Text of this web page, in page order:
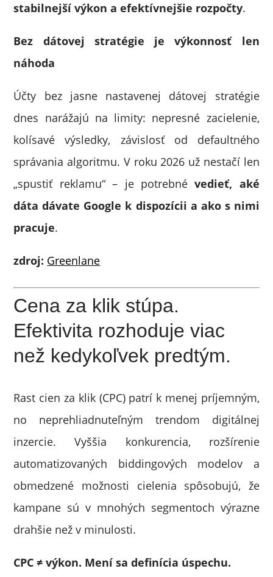
stabilnejší výkon a efektívnejšie rozpočty.
Bez dátovej stratégie je výkonnosť len
náhoda
Účty bez jasne nastavenej dátovej stratégie
dnes narážajú na limity: nepresné zacielenie,
kolísavé výsledky, závislosť od defaultného
správania algoritmu. V roku 2026 už nestačí len
„spustiť reklamu“ – je potrebnévedieť, aké
dáta dávate Google k dispozícii a ako s nimi
pracuje.
zdroj: Greenlane
Cena za klik stúpa.
Efektivita rozhoduje viac
než kedykoľvek predtým.
Rast cien za klik (CPC) patrí k menej príjemným,
no neprehliadnuteľným trendom digitálnej
inzercie. Vyššia konkurencia, rozšírenie
automatizovaných biddingových modelov a
obmedzené možnosti cielenia spôsobujú, že
kampane sú v mnohých segmentoch výrazne
drahšie než v minulosti.
CPC ≠ výkon. Mení sa definícia úspechu.